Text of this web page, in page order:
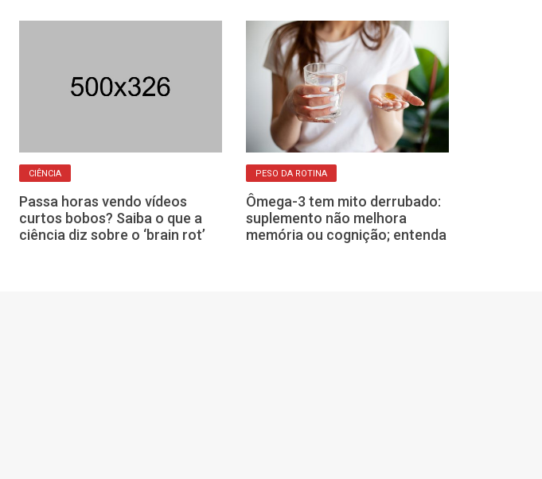
CIÊNCIA
Passa horas vendo vídeos
curtos bobos? Saiba o que a
ciência diz sobre o ‘brain rot’
PESO DA ROTINA
Ômega-3 tem mito derrubado:
suplemento não melhora
memória ou cognição; entenda